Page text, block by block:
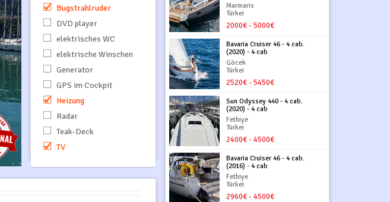
Bugstrahlruder
DVD player
elektrisches WC
elektrische Winschen
Generator
GPS im Cockpit
Heizung
Radar
Teak-Deck
TV
Marmaris
Türkei
2000€ - 5000€
Bavaria Cruiser 46 - 4 cab.
(2020) - 4 cab
Göcek
Türkei
2520€ - 5450€
Sun Odyssey 440 - 4 cab.
(2020) - 4 cab
Fethiye
Türkei
2400€ - 4500€
Bavaria Cruiser 46 - 4 cab.
(2016) - 4 cab
Fethiye
Türkei
2960€ - 4500€